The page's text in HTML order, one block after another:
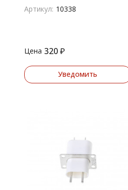
Артикул: 10338
Цена 320 ₽
Уведомить